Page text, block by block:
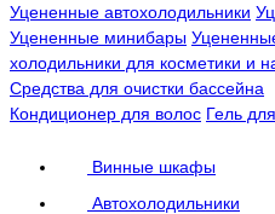
Уцененные автохолодильники
Уцененные минибары
холодильники для косметики и
Средства для очистки бассейна
Кондиционер для волос Гель
Винные шкафы
Автохолодильники